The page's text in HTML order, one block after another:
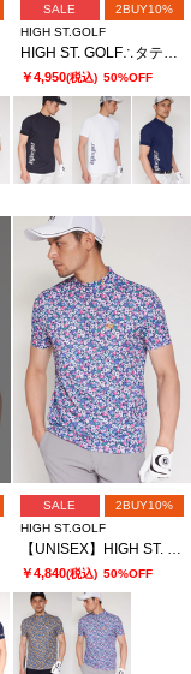
SALE
2BUY10%
HIGH ST.GOLF
HIGH ST. GOLF∴タテロゴバックハニカム モックネックシャツ ＜AdE＞
￥4,950(税込) 50%OFF
SALE
2BUY10%
HIGH ST.GOLF
【UNISEX】HIGH ST. GOLF∴フラワーパターンハイゲージ鹿の子モックネックシャツ
￥4,840(税込) 50%OFF